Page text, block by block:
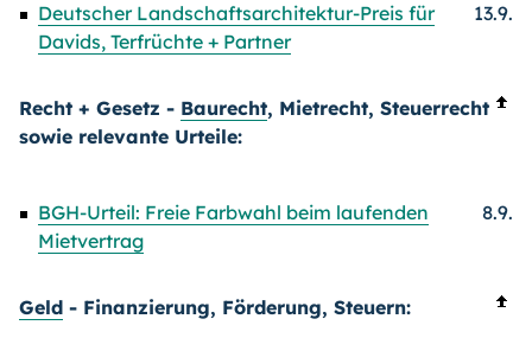
Deutscher Landschaftsarchitektur-Preis für
Davids, Terfrüchte + Partner
13.9.
Recht + Gesetz - Baurecht, Mietrecht, Steuerrecht
sowie relevante Urteile:
BGH-Urteil: Freie Farbwahl beim laufenden
Mietvertrag
8.9.
Geld - Finanzierung, Förderung, Steuern: